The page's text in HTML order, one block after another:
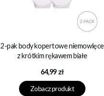
2-pak body kopertowe niemowlęce
z krótkim rękawem białe
Cena
64,99 zł
Zobacz produkt